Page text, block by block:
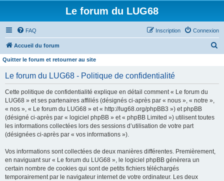
Le forum du LUG68
FAQ Connexion
Inscription
Accueil du forum
Quitter le forum et retourner au site
Le forum du LUG68 - Politique de confidentialité
Cette politique de confidentialité explique en détail comment « Le forum du
LUG68 » et ses partenaires affiliés (désignés ci-après par « nous », « notre »,
« nos », « Le forum du LUG68 » et « http://lug68.org/phpBB3 ») et phpBB
(désigné ci-après par « logiciel phpBB » et « phpBB Limited ») utilisent toutes
les informations collectées lors des sessions d’utilisation de votre part
(désignées ci-après par « vos informations »).
Vos informations sont collectées de deux manières différentes. Premièrement,
en naviguant sur « Le forum du LUG68 », le logiciel phpBB génèrera un
certain nombre de cookies qui sont de petits fichiers téléchargés
temporairement par le navigateur internet de votre ordinateur. Les deux